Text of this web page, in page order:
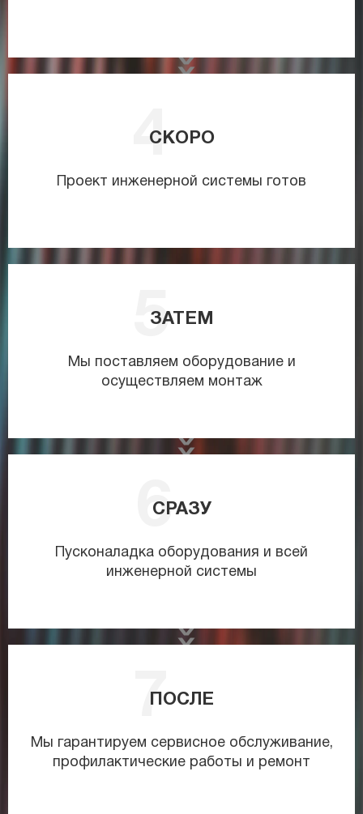
СКОРО
Проект инженерной системы готов
ЗАТЕМ
Мы поставляем оборудование и
осуществляем монтаж
СРАЗУ
Пусконаладка оборудования и всей
инженерной системы
ПОСЛЕ
Мы гарантируем сервисное обслуживание,
профилактические работы и ремонт